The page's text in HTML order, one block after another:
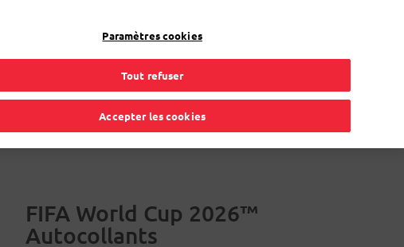
Mon compte
Déménagement Carte de procuration Solutions en ligne
FIFA World Cup 2026™
Autocollants
Paramètres cookies
Tout refuser
Accepter les cookies